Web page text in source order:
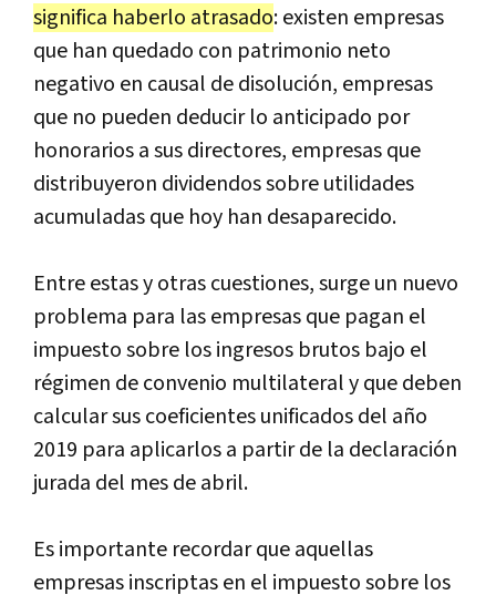
significa haberlo atrasado: existen empresas
que han quedado con patrimonio neto
negativo en causal de disolución, empresas
que no pueden deducir lo anticipado por
honorarios a sus directores, empresas que
distribuyeron dividendos sobre utilidades
acumuladas que hoy han desaparecido.
Entre estas y otras cuestiones, surge un nuevo
problema para las empresas que pagan el
impuesto sobre los ingresos brutos bajo el
régimen de convenio multilateral y que deben
calcular sus coeficientes unificados del año
2019 para aplicarlos a partir de la declaración
jurada del mes de abril.
Es importante recordar que aquellas
empresas inscriptas en el impuesto sobre los